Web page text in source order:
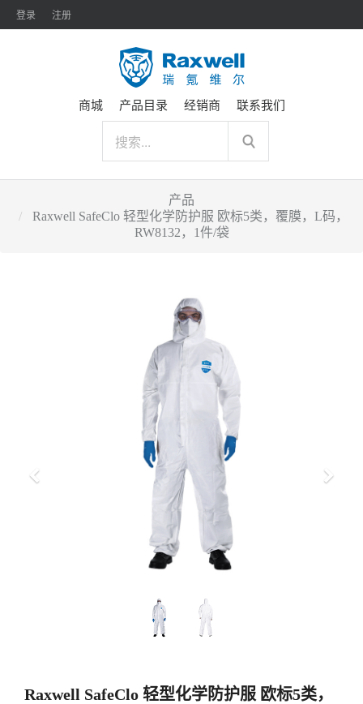
登录 注册
商城 产品目录 经销商 联系我们
产品
Raxwell SafeClo 轻型化学防护服 欧标5类，覆膜，L码，
RW8132，1件/袋
下
Raxwell SafeClo 轻型化学防护服 欧标5类，